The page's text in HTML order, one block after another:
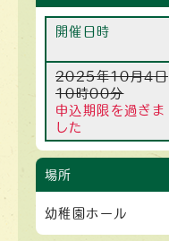
開催日時
2025年10月4日
10時00分
申込期限を過ぎま
した
場所
幼稚園ホール